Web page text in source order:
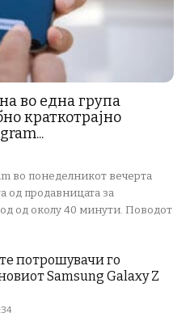
во една група
краткотрајно
во понеделникот вечерта
од продавницата за
од околу 40 минути. Поводот
потрошувачи го
Samsung Galaxy Z